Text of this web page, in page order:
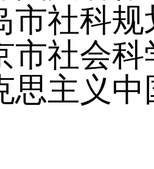
市社科
市社会
思主义